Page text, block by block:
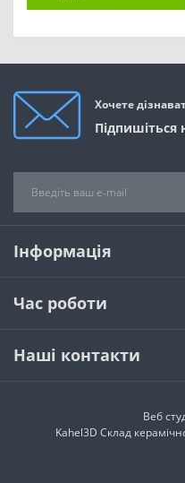
Хочете
Підпишіться
Інформація
Час роботи
Наші контакти
Веб
Kahel3D Склад